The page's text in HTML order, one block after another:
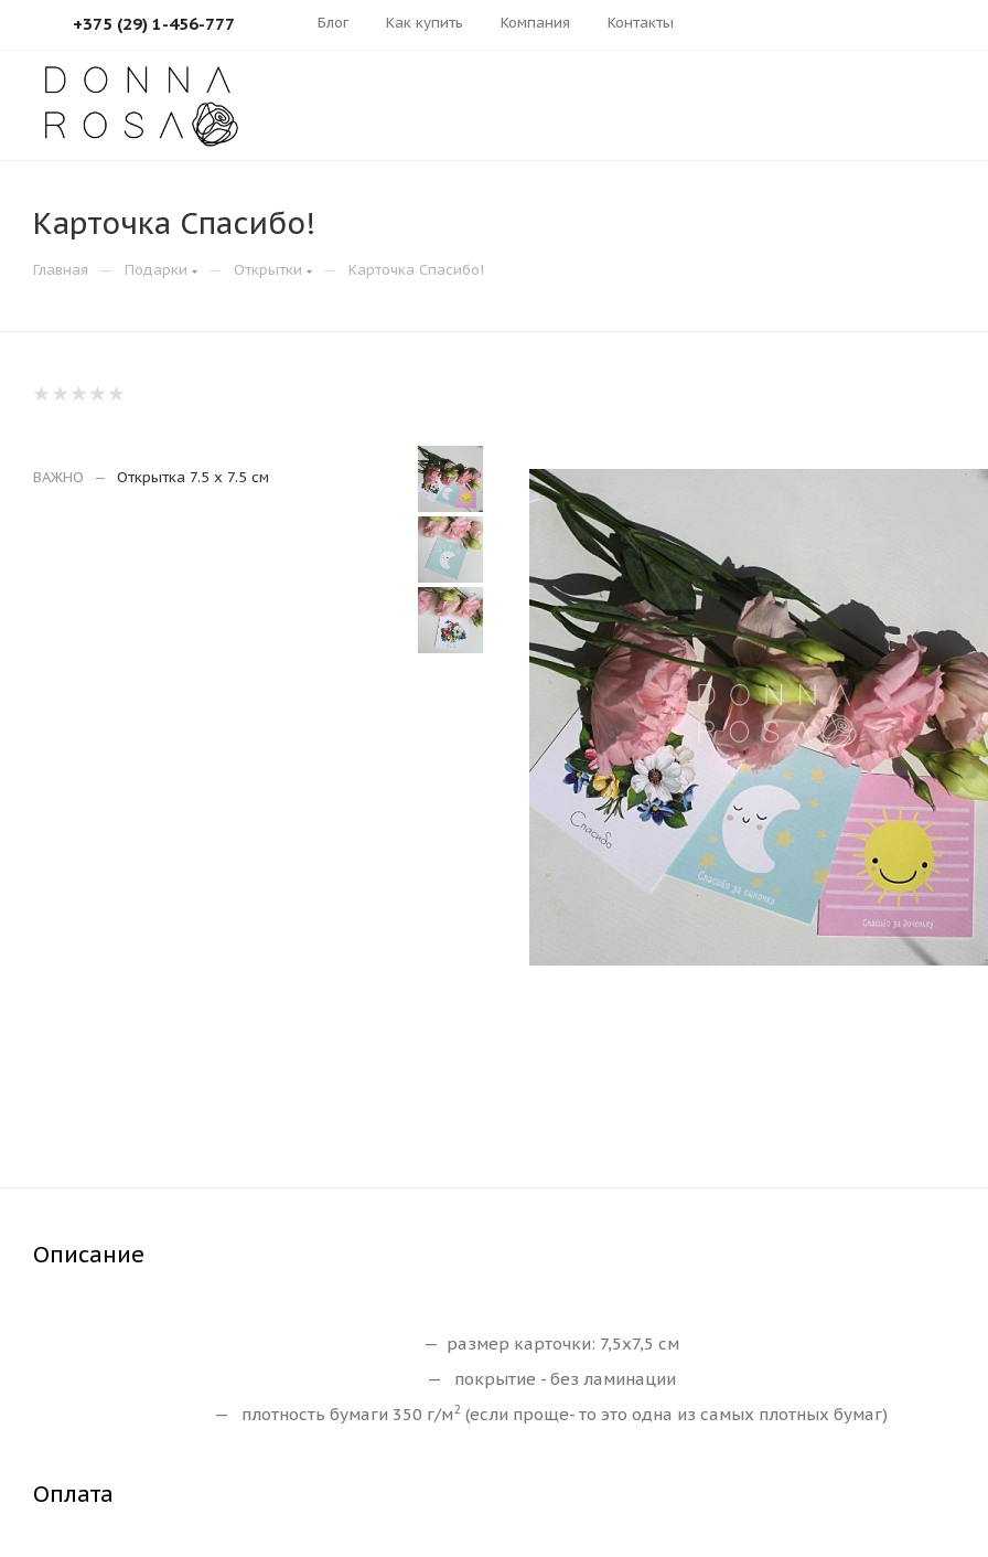
+375 (29) 1-456-777 Блог Как купить Компания Контакты
Карточка Спасибо!
Главная — Подарки — Открытки — Карточка Спасибо!
ВАЖНО — Открытка 7.5 х 7.5 см
Описание
размер карточки: 7,5х7,5 см
покрытие - без ламинации
плотность бумаги 350 г/м2 (если проще- то это одна из самых плотных бумаг)
Оплата